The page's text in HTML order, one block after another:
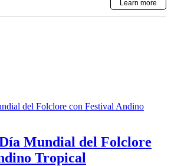
Mundial del Folclore
Tropical